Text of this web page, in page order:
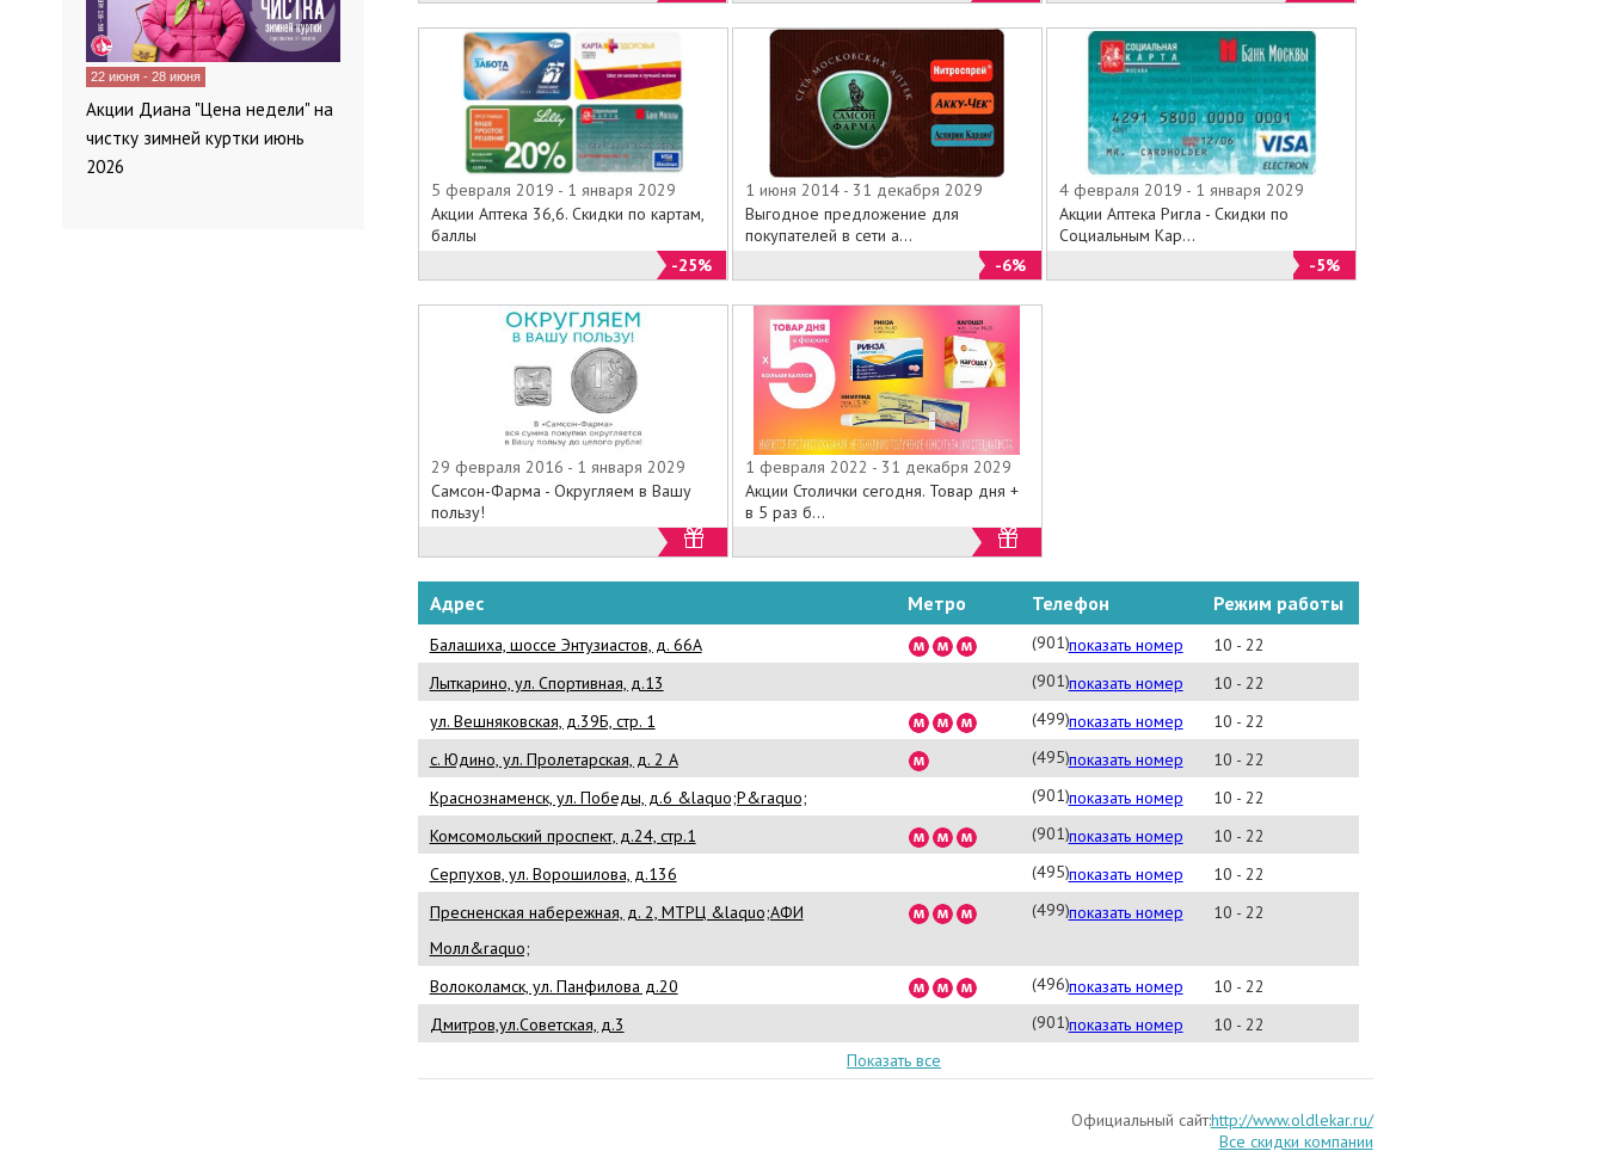
5 февраля 2019 - 1 января 2029
Акции Аптека 36,6. Скидки по картам,
баллы
-25%
1 июня 2014 - 31 декабря 2029
Выгодное предложение для
покупателей в сети а...
-6%
4 февраля 2019 - 1 января 2029
Акции Аптека Ригла - Скидки по
Социальным Кар...
-5%
29 февраля 2016 - 1 января 2029
Самсон-Фарма - Округляем в Вашу
пользу!
1 февраля 2022 - 31 декабря 2029
Акции Столички сегодня. Товар дня +
в 5 раз б...
Адрес Метро Телефон Режим работы
Балашиха, шоссе Энтузиастов, д. 66А (901) 545-42-26
показать номер
10 - 22
Лыткарино, ул. Спортивная, д.13
(901) 548-22-79
показать номер
10 - 22
ул. Вешняковская, д.39Б, стр. 1
(499) 373-90-54
показать номер
10 - 22
с. Юдино, ул. Пролетарская, д. 2 А
(495) 597-66-73
показать номер
10 - 22
Краснознаменск, ул. Победы, д.6 &laquo;Р&raquo;
(901) 541-24-71
показать номер
10 - 22
Комсомольский проспект, д.24, стр.1
(901) 578-92-60
показать номер
10 - 22
Серпухов, ул. Ворошилова, д.136
(495) 778-92-60;
показать номер
10 - 22
Пресненская набережная, д. 2, МТРЦ &laquo;АФИ
Молл&raquo;
(499)272-45-22
показать номер 10 - 22
Волоколамск, ул. Панфилова д.20 (496) 364-41-04
показать номер
10 - 22
Дмитров,ул.Советская, д.3
(901) 522-31-94
показать номер
10 - 22
Показать все
Официальный сайт:http://www.oldlekar.ru/
Все скидки компании
22 июня - 28 июня
Акции Диана "Цена недели" на
чистку зимней куртки июнь
2026